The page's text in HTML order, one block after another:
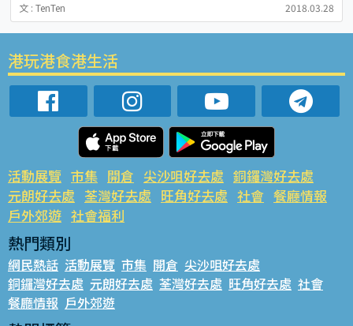
文 : TenTen 2018.03.28
港玩港食港生活
活動展覽 市集 開倉 尖沙咀好去處 銅鑼灣好去處
元朗好去處 荃灣好去處 旺角好去處 社會 餐廳情報
戶外郊遊 社會福利
熱門類別
網民熱話 活動展覽 市集 開倉 尖沙咀好去處
銅鑼灣好去處 元朗好去處 荃灣好去處 旺角好去處 社會
餐廳情報 戶外郊遊